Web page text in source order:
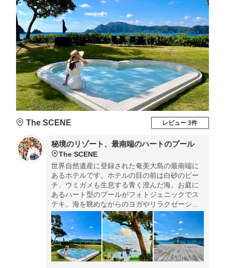
The SCENE レビュー 3件
秘境のリゾート、最南端のハートのプール
The SCENE
世界自然遺産に登録された奄美大島の最南端に
あるホテルです。ホテルの目の前は白砂のビー
チ、ウミガメも生息する青く澄んだ海。お庭に
あるハート型のプールがフォトジェニックでス
テキ。海を眺めながらのヨガやリラクゼーショ
ン。ブランコやハンモックでゆらゆら。最南端
の楽園でステキ時間をぜひ〜。